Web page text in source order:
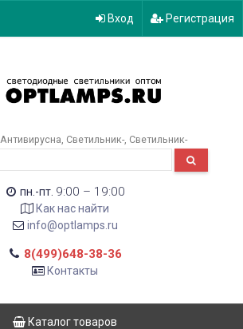
Вход Регистрация
Антивирусна Светильник- Светильник-
пн.-пт. 9:00 – 19:00
Как нас найти
info@optlamps.ru
8(499)648-38-36
Контакты
Каталог товаров